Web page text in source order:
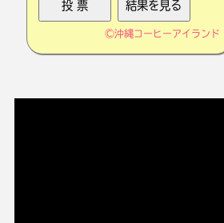
©沖縄コーヒーアイランド